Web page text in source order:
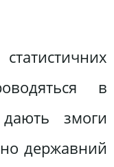
в
змоги
державний